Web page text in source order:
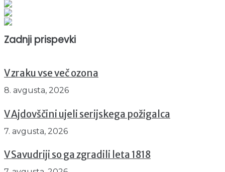
Zadnji prispevki
V zraku vse več ozona
8. avgusta, 2026
V Ajdovščini ujeli serijskega požigalca
7. avgusta, 2026
V Savudriji so ga zgradili leta 1818